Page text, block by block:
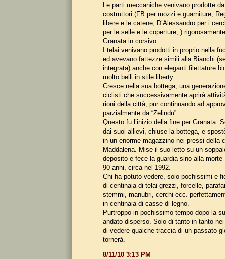
Le parti meccaniche venivano prodotte
costruttori (FB per mozzi e guarniture,
libere e le catene, D’Alessandro per i
per le selle e le coperture, )
Granata in corsivo.
I telai venivano prodotti in proprio nella
ed avevano fattezze simili alla Bianchi
integrata) anche con eleganti filettature
molto belli in stile liberty.
Cresce nella sua bottega, una
ciclisti che successivamente aprirà
rioni della città, pur continuando ad
parzialmente da “Zelindu”.
Questo fu l’inizio della fine per Granata.
dai suoi allievi, chiuse la bottega, e
in un enorme magazzino nei pressi della
Maddalena. Mise il suo letto su un
deposito e fece la guardia sino alla
90 anni, circa nel 1992.
Chi ha potuto vedere, solo pochissimi e
di centinaia di telai grezzi, forcelle,
stemmi, manubri, cerchi ecc.
in centinaia di casse di legno.
Purtroppo in pochissimo tempo dopo la
andato disperso. Solo di tanto in tanto
di vedere qualche traccia di un passato
tornerà.
8/11/10 3:13 PM